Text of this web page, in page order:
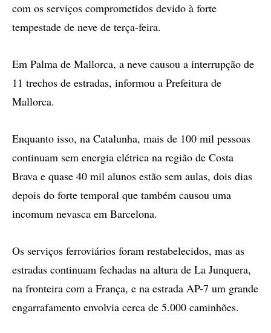
com os serviços comprometidos devido à forte
tempestade de neve de terça-feira.
Em Palma de Mallorca, a neve causou a interrupção de
11 trechos de estradas, informou a Prefeitura de
Mallorca.
Enquanto isso, na Catalunha, mais de 100 mil pessoas
continuam sem energia elétrica na região de Costa
Brava e quase 40 mil alunos estão sem aulas, dois dias
depois do forte temporal que também causou uma
incomum nevasca em Barcelona.
Os serviços ferroviários foram restabelecidos, mas as
estradas continuam fechadas na altura de La Junquera,
na fronteira com a França, e na estrada AP-7 um grande
engarrafamento envolvia cerca de 5.000 caminhões.